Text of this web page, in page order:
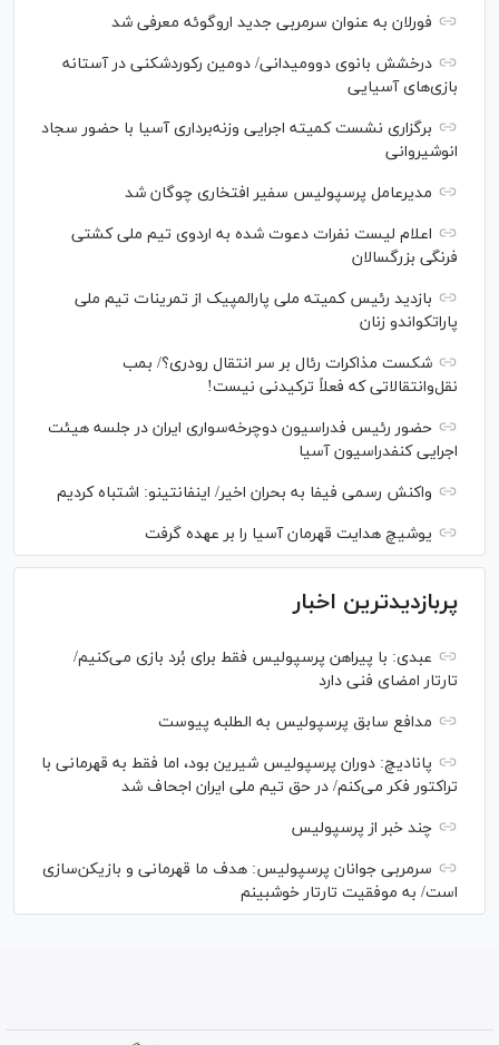
فورلان به عنوان سرمربی جدید اروگوئه معرفی شد
درخشش بانوی دوومیدانی/ دومین رکوردشکنی در آستانه
بازی‌های آسیایی
برگزاری نشست کمیته اجرایی وزنه‌برداری آسیا با حضور سجاد
انوشیروانی
مدیرعامل پرسپولیس سفیر افتخاری چوگان شد
اعلام لیست نفرات دعوت شده به اردوی تیم ملی کشتی
فرنگی بزرگسالان
بازدید رئیس کمیته ملی پارالمپیک از تمرینات تیم ملی
پاراتکواندو زنان
شکست مذاکرات رئال بر سر انتقال رودری؟/ بمب
نقل‌وانتقالاتی که فعلاً ترکیدنی نیست!
حضور رئیس فدراسیون دوچرخه‌سواری ایران در جلسه هیئت
اجرایی کنفدراسیون آسیا
واکنش رسمی فیفا به بحران اخیر/ اینفانتینو: اشتباه کردیم
یوشیچ هدایت قهرمان آسیا را بر عهده گرفت
پربازدیدترین اخبار
عبدی: با پیراهن پرسپولیس فقط برای بُرد بازی می‌کنیم/
تارتار امضای فنی دارد
مدافع سابق پرسپولیس به الطلبه پیوست
پانادیچ: دوران پرسپولیس شیرین بود، اما فقط به قهرمانی با
تراکتور فکر می‌کنم/ در حق تیم ملی ایران اجحاف شد
چند خبر از پرسپولیس
سرمربی جوانان پرسپولیس: هدف ما قهرمانی و بازیکن‌سازی
است/ به موفقیت تارتار خوشبینم